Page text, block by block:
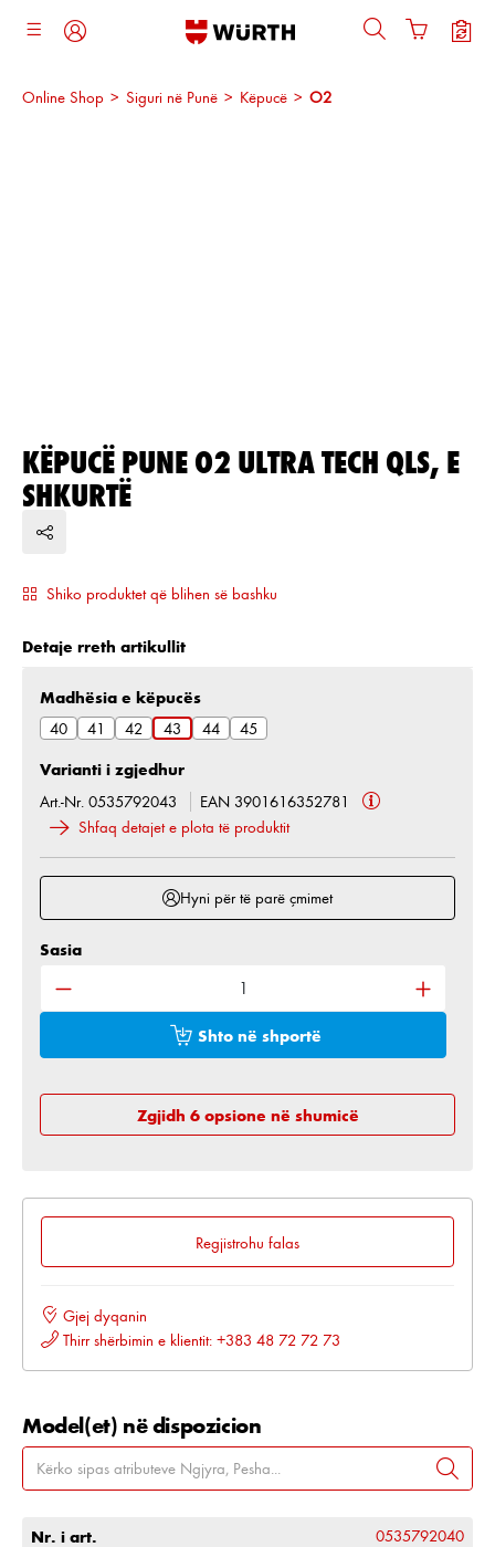
kryesore
Online Shop > Siguri në Punë > Këpucë > O2
KËPUCË PUNE O2 ULTRA TECH QLS, E
SHKURTË
Shiko produktet që blihen së bashku
Detaje rreth artikullit
Zgjidh
Madhësia e këpucës
40
41 42 43 44 45
Varianti i zgjedhur
Art.-Nr. 0535792043
EAN 3901616352781
Shfaq detajet e plota të produktit
Hyni për të parë çmimet
Sasia e produktit: Shkruani sasinë e dëshiruar
Sasia
Shto në shportë
Zgjidh 6 opsione në shumicë
Regjistrohu falas
Gjej dyqanin
Thirr shërbimin e klientit: +383 48 72 72 73
Model(et) në dispozicion
Nr. i art. 0535792040